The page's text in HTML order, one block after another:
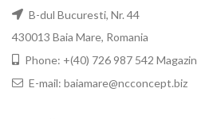
B-dul Bucuresti, Nr. 44
430013 Baia Mare, Romania
Phone: +(40) 726 987 542 Magazin
E-mail: baiamare@ncconcept.biz